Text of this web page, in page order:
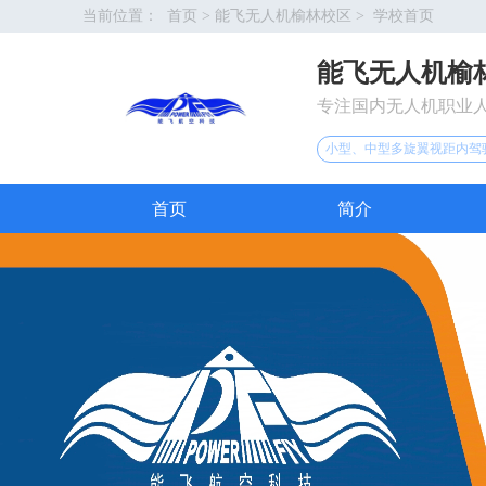
当前位置： 首页 > 能飞无人机榆林校区 > 学校首页
能飞无人机榆
专注国内无人机职业
小型、中型多旋翼视距内
首页 简介